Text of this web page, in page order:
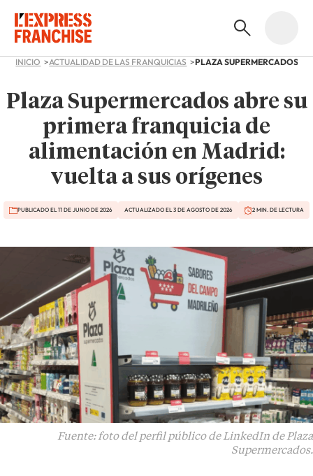
INICIO ACTUALIDAD DE LAS FRANQUICIAS
Plaza Supermercados abre su
primera franquicia de
alimentación en Madrid:
vuelta a sus orígenes
PUBLICADO EL 11 DE JUNIO DE 2026 ACTUALIZADO EL 3 DE AGOSTO DE 2026 2 MIN. DE LECTURA
Fuente: foto del perfil público de LinkedIn de Plaza
Supermercados.